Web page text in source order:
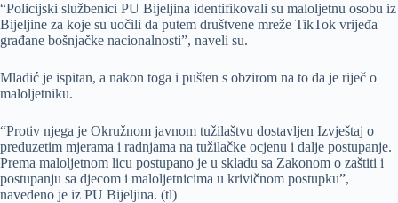
“Policijski službenici PU Bijeljina identifikovali su maloljetnu osobu iz
Bijeljine za koje su uočili da putem društvene mreže TikTok vrijeđa
građane bošnjačke nacionalnosti”, naveli su.
Mladić je ispitan, a nakon toga i pušten s obzirom na to da je riječ o
maloljetniku.
“Protiv njega je Okružnom javnom tužilaštvu dostavljen Izvještaj o
preduzetim mjerama i radnjama na tužilačke ocjenu i dalje postupanje.
Prema maloljetnom licu postupano je u skladu sa Zakonom o zaštiti i
postupanju sa djecom i maloljetnicima u krivičnom postupku”,
navedeno je iz PU Bijeljina. (tl)